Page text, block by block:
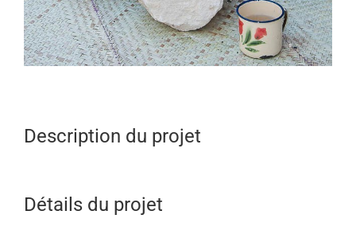
Description du projet
Détails du projet